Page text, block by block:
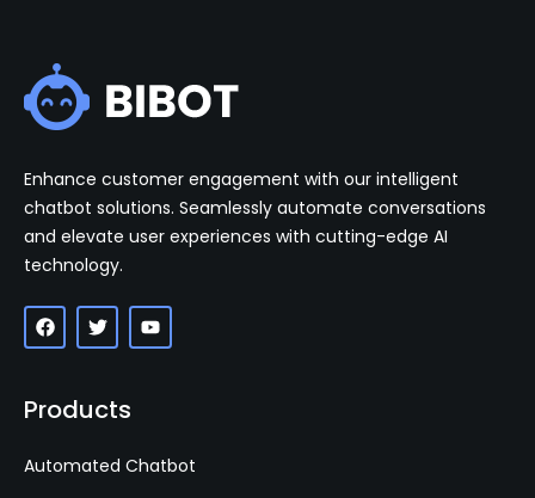
Enhance customer engagement with our intelligent
chatbot solutions. Seamlessly automate conversations
and elevate user experiences with cutting-edge AI
technology.
Products
Automated Chatbot